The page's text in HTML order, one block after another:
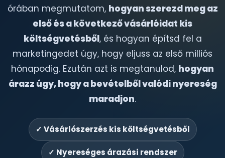
órában megmutatom, hogyan szerezd meg az
első és a következő vásárlóidat kis
költségvetésből, és hogyan építsd fel a
marketingedet úgy, hogy eljuss az első milliós
hónapodig. Ezután azt is megtanulod, hogyan
árazz úgy, hogy a bevételből valódi nyereség
maradjon.
✓ Vásárlószerzés kis költségvetésből
✓ Nyereséges árazási rendszer